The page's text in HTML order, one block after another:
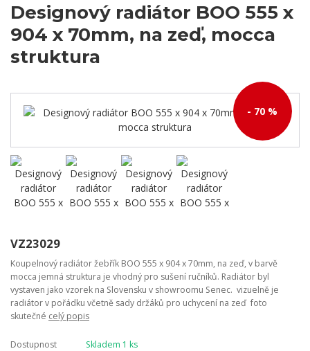
Designový radiátor BOO 555 x
904 x 70mm, na zeď, mocca
struktura
- 70 %
VZ23029
Koupelnový radiátor žebřík BOO 555 x 904 x 70mm, na zeď, v barvě
mocca jemná struktura je vhodný pro sušení ručníků. Radiátor byl
vystaven jako vzorek na Slovensku v showroomu Senec. vizuelně je
radiátor v pořádku včetně sady držáků pro uchycení na zeď foto
skutečné celý popis
Dostupnost
Skladem 1 ks